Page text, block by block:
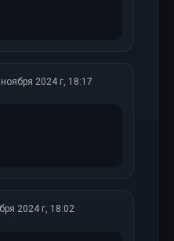
2024 г, 18:17
2024 г, 18:02